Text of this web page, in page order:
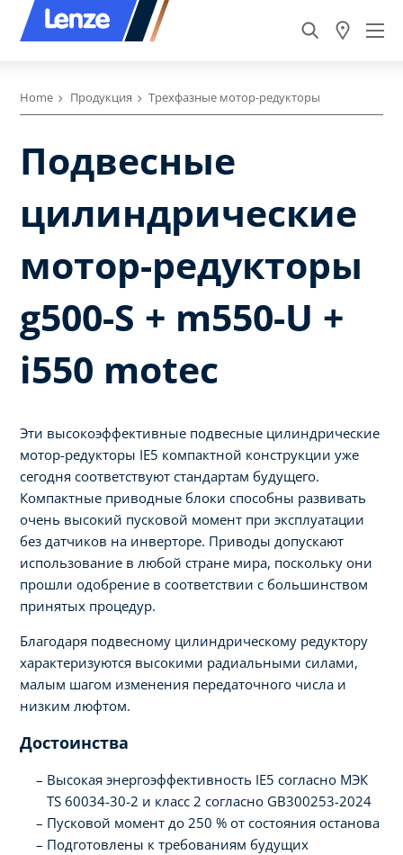
Home Продукция Трехфазные мотор-редукторы
Подвесные
цилиндрические
мотор-редукторы
g500-S + m550-U +
i550 motec
Эти высокоэффективные подвесные цилиндрические
мотор-редукторы IE5 компактной конструкции уже
сегодня соответствуют стандартам будущего.
Компактные приводные блоки способны развивать
очень высокий пусковой момент при эксплуатации
без датчиков на инверторе. Приводы допускают
использование в любой стране мира, поскольку они
прошли одобрение в соответствии с большинством
принятых процедур.
Благодаря подвесному цилиндрическому редуктору
характеризуются высокими радиальными силами,
малым шагом изменения передаточного числа и
низким люфтом.
Достоинства
Высокая энергоэффективность IE5 согласно МЭК
TS 60034-30-2 и класс 2 согласно GB300253-2024
Пусковой момент до 250 % от состояния останова
Подготовлены к требованиям будущих